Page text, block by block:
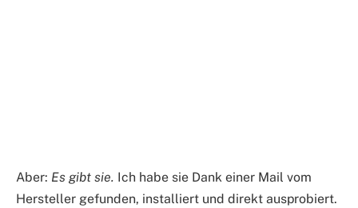
Aber: Es gibt sie. Ich habe sie Dank einer Mail vom
Hersteller gefunden, installiert und direkt ausprobiert.